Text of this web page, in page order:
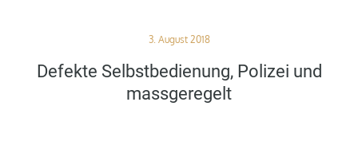
Posted
3. August 2018
Defekte Selbstbedienung, Polizei und
massgeregelt